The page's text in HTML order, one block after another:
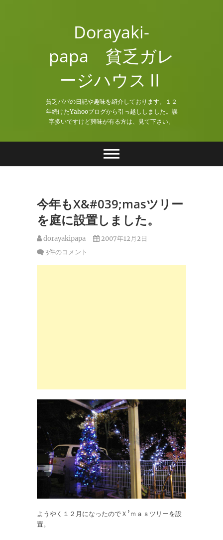
Dorayaki-
papa 貧乏ガレ
ージハウスⅡ
貧乏パパの日記や趣味を紹介しております。１２
年続けたYahooブログから引っ越ししました。誤
字多いですけど興味が有る方は、見て下さい。
今年もX&#039;masツリー
を庭に設置しました。
dorayakipapa
2007年12月2日
3件のコメント
ようやく１２月になったのでＸ’ｍａｓツリーを設
置。